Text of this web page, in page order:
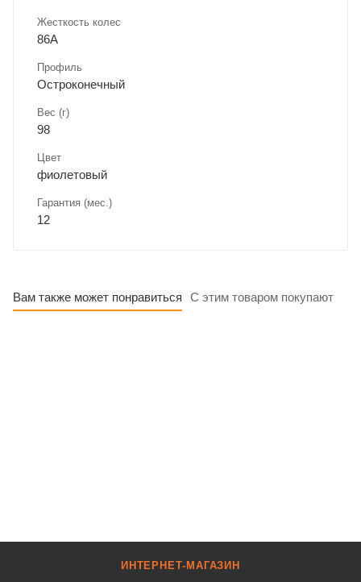
Жесткость колес
86А
Профиль
Остроконечный
Вес (г)
98
Цвет
фиолетовый
Гарантия (мес.)
12
Вам также может понравиться С этим товаром покупают
ИНТЕРНЕТ-МАГАЗИН